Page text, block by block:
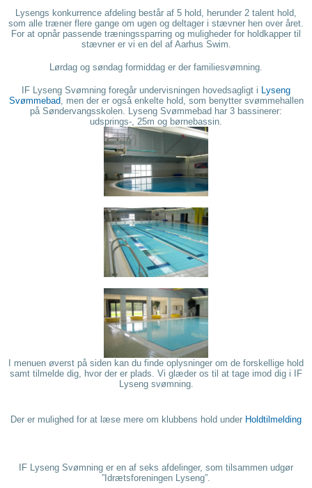
Lysengs konkurrence afdeling består af 5 hold, herunder 2 talent hold,
som alle træner flere gange om ugen og deltager i stævner hen over året.
For at opnår passende træningssparring og muligheder for holdkapper til
stævner er vi en del af Aarhus Swim.
Lørdag og søndag formiddag er der familiesvømning.
IF Lyseng Svømning foregår undervisningen hovedsagligt i
Lyseng
Svømmebad , men der er også enkelte hold, som benytter svømmehallen
på Søndervangsskolen.
Lyseng Svømmebad har 3 bassinerer:
udsprings-, 25m og børnebassin.
I menuen øverst på siden kan du finde oplysninger om de forskellige hold
samt tilmelde dig, hvor der er plads. Vi glæder os til at tage imod dig i IF
Lyseng svømning.
Der er mulighed for at læse mere om klubbens hold under Holdtilmelding
IF Lyseng Svømning er en af seks afdelinger, som tilsammen udgør
”Idrætsforeningen Lyseng”.